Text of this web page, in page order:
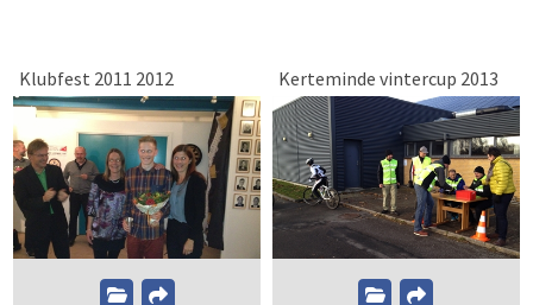
Klubfest 2011 2012 Kerteminde vintercup 2013